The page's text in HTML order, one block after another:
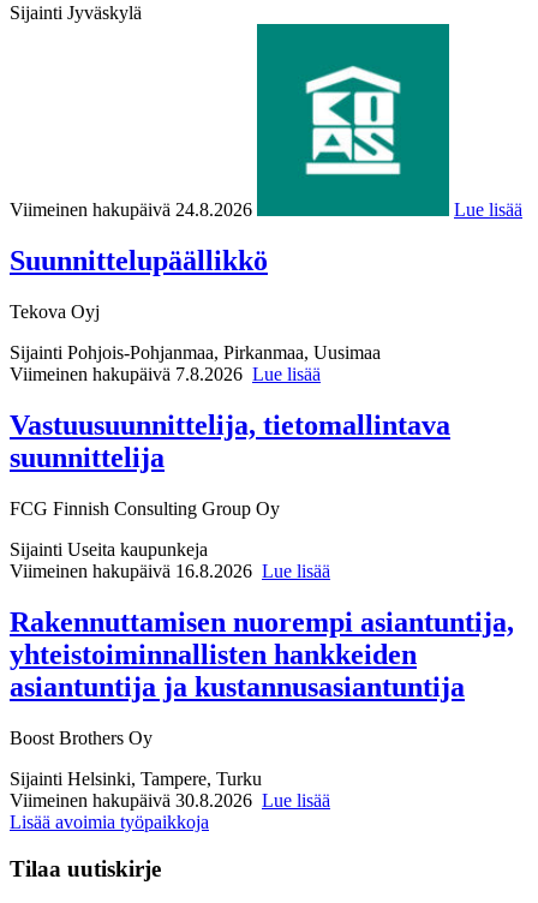
Sijainti Jyväskylä
Viimeinen hakupäivä 24.8.2026 Lue lisää
Suunnittelupäällikkö
Tekova Oyj
Sijainti Pohjois-Pohjanmaa, Pirkanmaa, Uusimaa
Viimeinen hakupäivä 7.8.2026 Lue lisää
Vastuusuunnittelija, tietomallintava
suunnittelija
FCG Finnish Consulting Group Oy
Sijainti Useita kaupunkeja
Viimeinen hakupäivä 16.8.2026 Lue lisää
Rakennuttamisen nuorempi asiantuntija,
yhteistoiminnallisten hankkeiden
asiantuntija ja kustannusasiantuntija
Boost Brothers Oy
Sijainti Helsinki, Tampere, Turku
Viimeinen hakupäivä 30.8.2026 Lue lisää
Lisää avoimia työpaikkoja
Tilaa uutiskirje